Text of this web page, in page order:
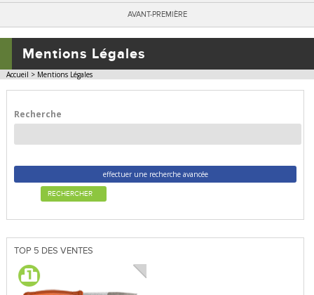
AVANT-PREMIÈRE
Mentions Légales
Accueil > Mentions Légales
Recherche
effectuer une recherche avancée
RECHERCHER
TOP 5 DES VENTES